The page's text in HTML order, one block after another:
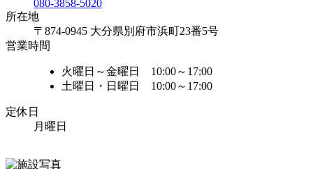
080-3858-5020
所在地
〒874-0945 大分県別府市浜町23番5号
営業時間
火曜日～金曜日 10:00～17:00
土曜日・日曜日 10:00～17:00
定休日
月曜日